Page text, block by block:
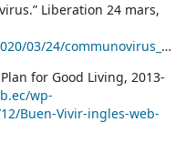
Liberation 24 mars,
24/communovirus_1782922
for Good Living, 2013-
wp-
Buen-Vivir-ingles-web-